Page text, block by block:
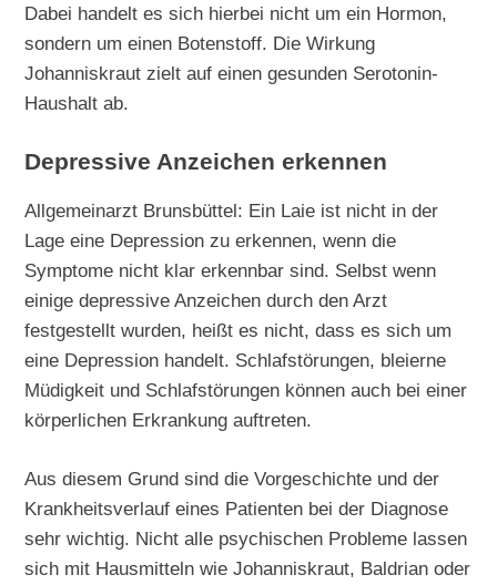
Dabei handelt es sich hierbei nicht um ein Hormon,
sondern um einen Botenstoff. Die Wirkung
Johanniskraut zielt auf einen gesunden Serotonin-
Haushalt ab.
Depressive Anzeichen erkennen
Allgemeinarzt Brunsbüttel: Ein Laie ist nicht in der
Lage eine Depression zu erkennen, wenn die
Symptome nicht klar erkennbar sind. Selbst wenn
einige depressive Anzeichen durch den Arzt
festgestellt wurden, heißt es nicht, dass es sich um
eine Depression handelt. Schlafstörungen, bleierne
Müdigkeit und Schlafstörungen können auch bei einer
körperlichen Erkrankung auftreten.
Aus diesem Grund sind die Vorgeschichte und der
Krankheitsverlauf eines Patienten bei der Diagnose
sehr wichtig. Nicht alle psychischen Probleme lassen
sich mit Hausmitteln wie Johanniskraut, Baldrian oder